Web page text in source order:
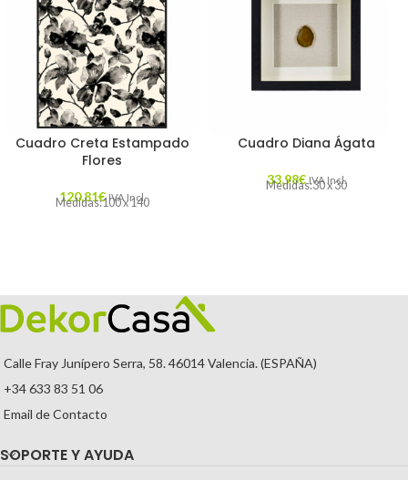
Cuadro Creta Estampado
Flores
120,81€ IVA Incl.
Medidas:100 x 140
Cuadro Diana Ágata
33,98€ IVA Incl.
Medidas:30 x 30
Calle Fray Junípero Serra, 58. 46014 Valencia. (ESPAÑA)
+34 633 83 51 06
Email de Contacto
SOPORTE Y AYUDA